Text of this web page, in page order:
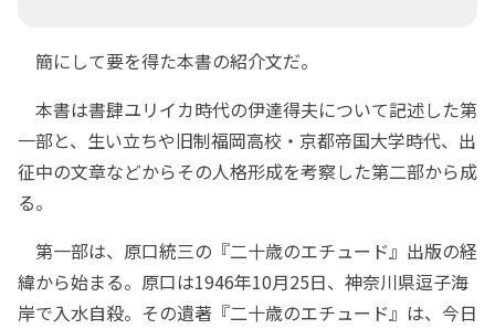
簡にして要を得た本書の紹介文だ。
本書は書肆ユリイカ時代の伊達得夫について記述した第
一部と、生い立ちや旧制福岡高校・京都帝国大学時代、出
征中の文章などからその人格形成を考察した第二部から成
る。
第一部は、原口統三の『二十歳のエチュード』出版の経
緯から始まる。原口は1946年10月25日、神奈川県逗子海
岸で入水自殺。その遺著『二十歳のエチュード』は、今日